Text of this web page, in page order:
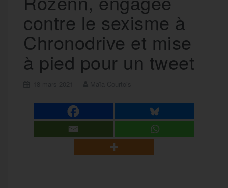
contre le sexisme à
Chronodrive et mise
à pied pour un tweet